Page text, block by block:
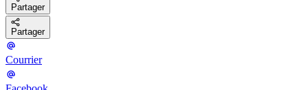
Partager
Partager
Courrier